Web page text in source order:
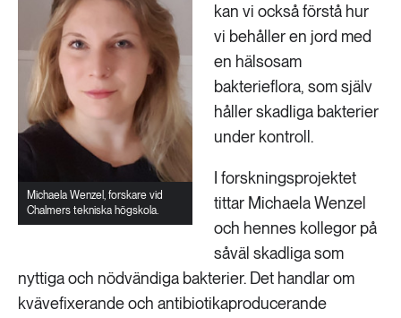
Michaela Wenzel, forskare vid
Chalmers tekniska högskola.
kan vi också förstå hur
vi behåller en jord med
en hälsosam
bakterieflora, som själv
håller skadliga bakterier
under kontroll.
I forskningsprojektet
tittar Michaela Wenzel
och hennes kollegor på
såväl skadliga som
nyttiga och nödvändiga bakterier. Det handlar om
kvävefixerande och antibiotikaproducerande